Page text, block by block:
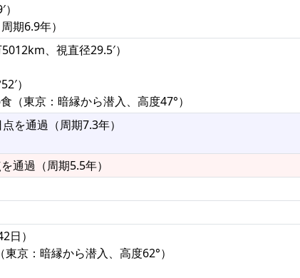
期6.9年）
、視直径29.5′）
）
（東京：暗縁から潜入、高度47°）
を通過（周期7.3年）
通過（周期5.5年）
日）
京：暗縁から潜入、高度62°）